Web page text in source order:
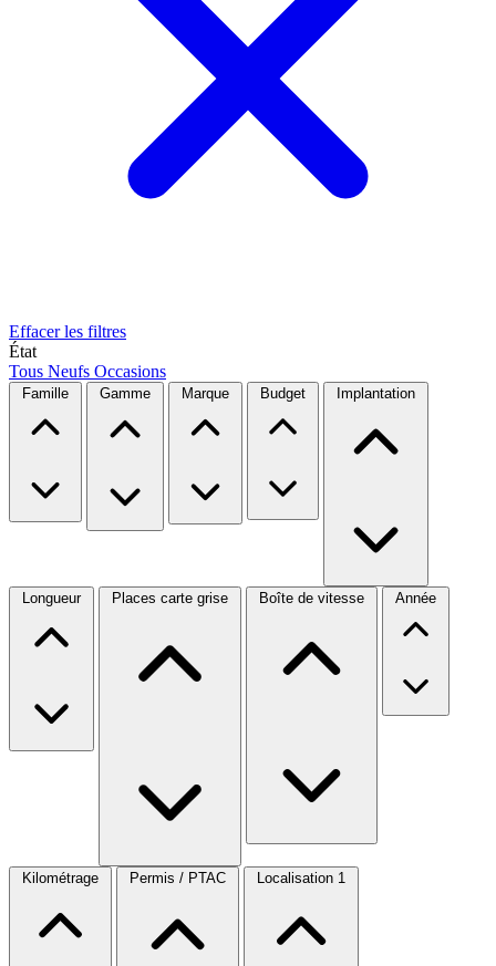
Effacer les filtres
État
Tous Neufs Occasions
Famille Gamme Marque Budget Implantation
Longueur Places carte grise Boîte de vitesse Année
Kilométrage Permis / PTAC Localisation 1